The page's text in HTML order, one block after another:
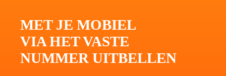
MET JE MOBIEL
VIA HET VASTE
NUMMER UITBELLEN